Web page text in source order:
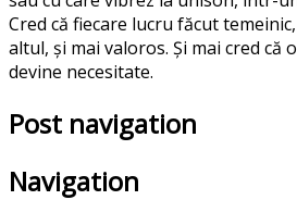
Cred că fiecare lucru făcut
altul, și mai valoros. Și mai cred că
devine necesitate.
Post navigation
Navigation